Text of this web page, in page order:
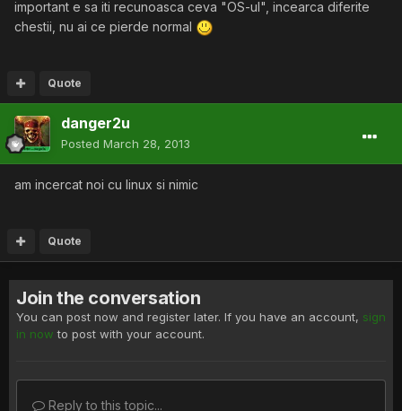
important e sa iti recunoasca ceva "OS-ul", incearca diferite
chestii, nu ai ce pierde normal
Quote
danger2u
Posted March 28, 2013
am incercat noi cu linux si nimic
Quote
Join the conversation
You can post now and register later. If you have an account, sign
in now to post with your account.
Reply to this topic...